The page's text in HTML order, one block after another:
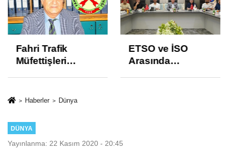
Fahri Trafik
Müfettişleri
İtiraz: ‘Delilsizlik
Ceza İptali
Hukuksuzdur’
ETSO ve İSO
Arasında
Haberler Dünya
DÜNYA
Yayınlanma: 22 Kasım 2020 - 20:45